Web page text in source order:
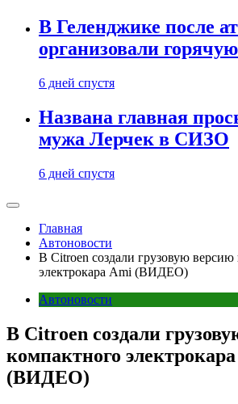
В Геленджике после
организовали
6 дней спустя
Названа главная
мужа Лерчек в СИЗО
6 дней спустя
Главная
Автоновости
В Citroen создали грузовую версию
электрокара Ami (ВИДЕО)
Автоновости
В Citroen создали
компактного
(ВИДЕО)